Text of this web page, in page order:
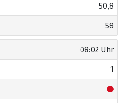
50,8
58
08:02 Uhr
1